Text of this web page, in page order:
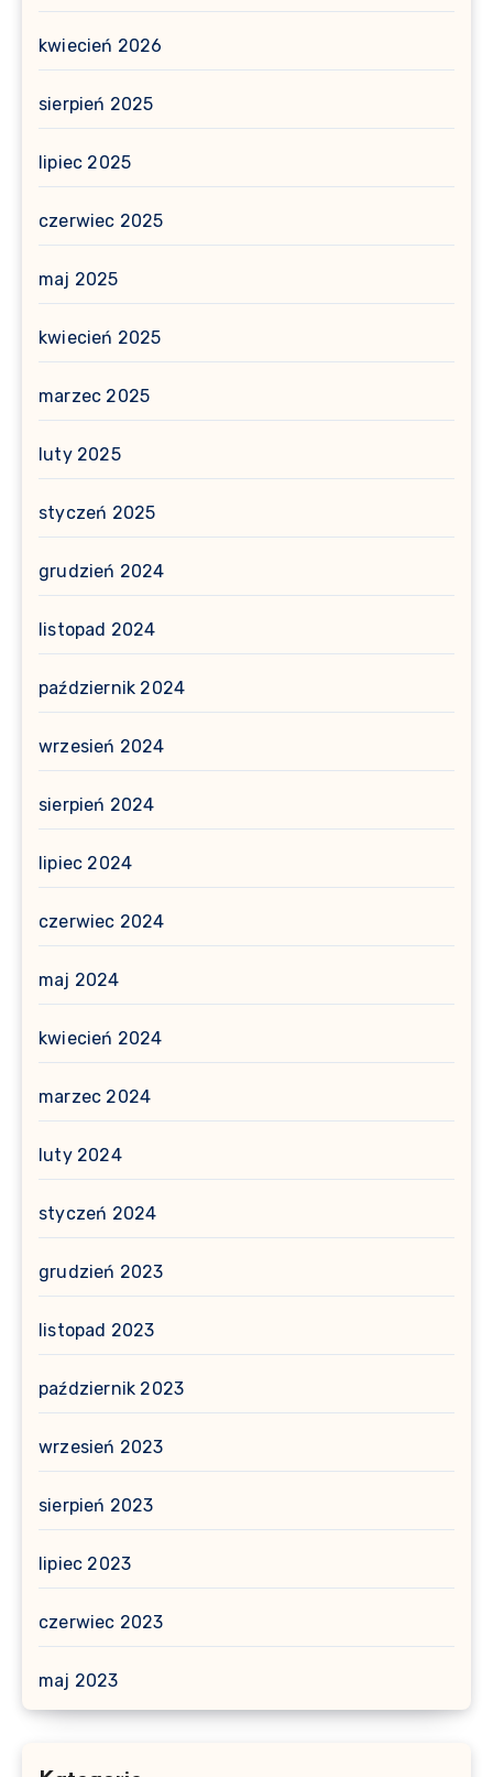
kwiecień 2026
sierpień 2025
lipiec 2025
czerwiec 2025
maj 2025
kwiecień 2025
marzec 2025
luty 2025
styczeń 2025
grudzień 2024
listopad 2024
październik 2024
wrzesień 2024
sierpień 2024
lipiec 2024
czerwiec 2024
maj 2024
kwiecień 2024
marzec 2024
luty 2024
styczeń 2024
grudzień 2023
listopad 2023
październik 2023
wrzesień 2023
sierpień 2023
lipiec 2023
czerwiec 2023
maj 2023